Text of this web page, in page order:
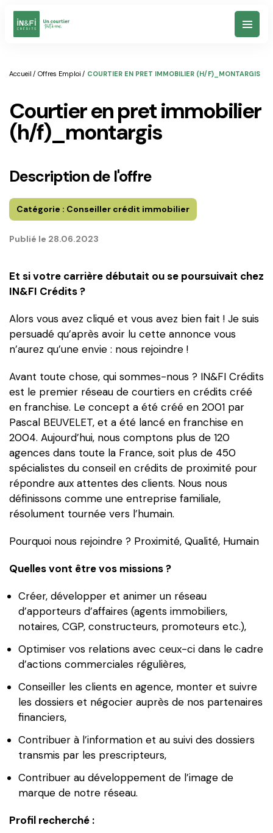
Votre Projet
Simulateurs
Notre vision
Rejoignez-nous
Accueil Offres Emploi COURTIER EN PRET IMMOBILIER (H/F)_MONTARGIS
courtier en pret immobilier
(h/f)_montargis
Description de l'offre
Catégorie : Conseiller crédit immobilier
Publié le 28.06.2023
Et si votre carrière débutait ou se poursuivait chez
IN&FI Crédits ?
Alors vous avez cliqué et vous avez bien fait ! Je suis
persuadé qu’après avoir lu cette annonce vous
n’aurez qu’une envie : nous rejoindre !
Avant toute chose, qui sommes-nous ? IN&FI Crédits
est le premier réseau de courtiers en crédits créé
en franchise. Le concept a été créé en 2001 par
Pascal BEUVELET, et a été lancé en franchise en
2004. Aujourd’hui, nous comptons plus de 120
agences dans toute la France, soit plus de 450
spécialistes du conseil en crédits de proximité pour
répondre aux attentes des clients. Nous nous
définissons comme une entreprise familiale,
résolument tournée vers l’humain.
Pourquoi nous rejoindre ? Proximité, Qualité, Humain
Quelles vont être vos missions ?
Créer, développer et animer un réseau
d’apporteurs d’affaires (agents immobiliers,
notaires, CGP, constructeurs, promoteurs etc.),
Optimiser vos relations avec ceux-ci dans le cadre
d’actions commerciales régulières,
Conseiller les clients en agence, monter et suivre
les dossiers et négocier auprès de nos partenaires
financiers,
Contribuer à l’information et au suivi des dossiers
transmis par les prescripteurs,
Contribuer au développement de l’image de
marque de notre réseau.
Profil recherché :